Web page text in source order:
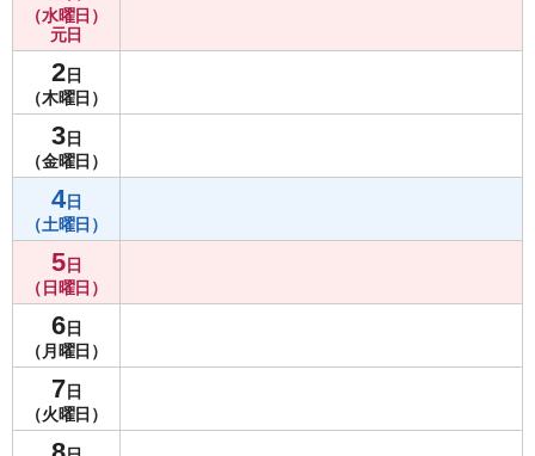
（水曜日）
元日
2日
（木曜日）
3日
（金曜日）
4日
（土曜日）
5日
（日曜日）
6日
（月曜日）
7 日
（火曜日）